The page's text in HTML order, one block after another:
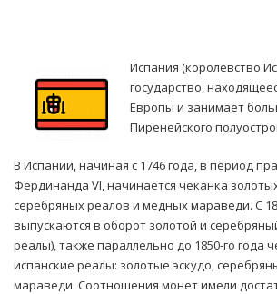
Испания (королевство
государство,
Европы и занимает
Пиренейского
В Испании, начиная с 1746 года, в период
Фердинанда VI, начинается чеканка
серебряных реалов и медных мараведи. С
выпускаются в оборот золотой и
реалы), также параллельно до 1850-го года
испанские реалы: золотые эскудо,
мараведи. Соотношения монет имели